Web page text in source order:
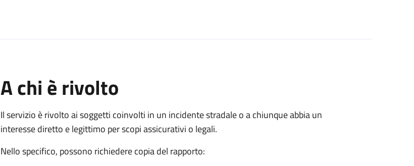
A chi è rivolto
Il servizio è rivolto ai soggetti coinvolti in un incidente stradale o a chiunque abbia un
interesse diretto e legittimo per scopi assicurativi o legali.
Nello specifico, possono richiedere copia del rapporto: